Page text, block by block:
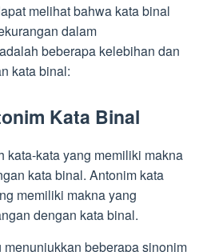
melihat bahwa kata binal
dalam
beberapa kelebihan dan
kata binal:
Kata Binal
kata-kata yang memiliki makna
kata binal. Antonim kata
memiliki makna yang
dengan kata binal.
beberapa sinonim